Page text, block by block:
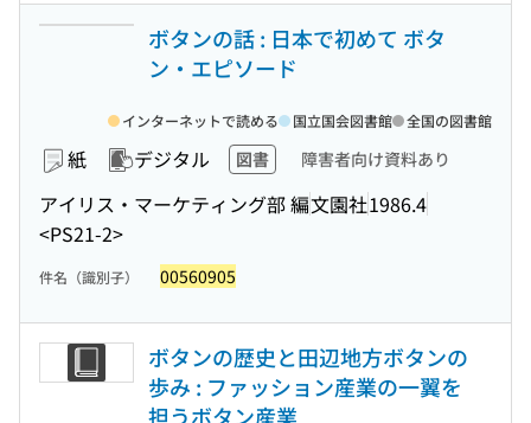
ボタンの話 : 日本で初めて ボタ
ン・エピソード
紙 デジタル 図書 障害者向け資料あり
アイリス・マーケティング部 編文園社1986.4
<PS21-2>
インターネットで読める 国立国会図書館 全国の図書館
件名（識別子） 00560905
ボタンの歴史と田辺地方ボタンの
歩み : ファッション産業の一翼を
担うボタン産業